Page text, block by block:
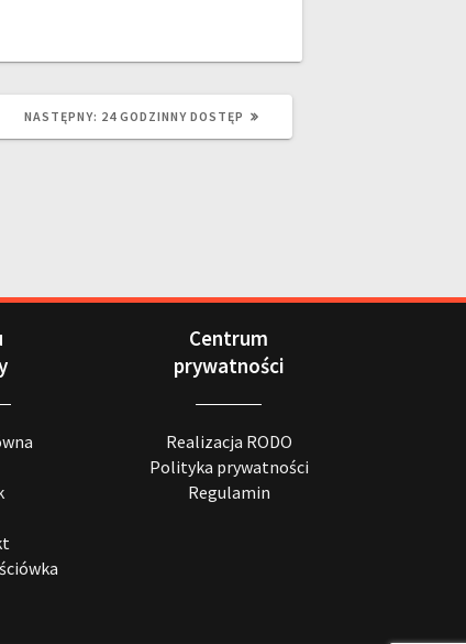
NASTĘPNY: 24 GODZINNY DOSTĘP
Centrum
prywatności
Realizacja RODO
Polityka prywatności
Regulamin